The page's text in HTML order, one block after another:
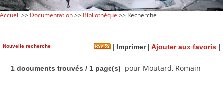
Accueil >> Documentation>> Bibliothèque >> Recherche
Nouvelle recherche | Imprimer| Ajouter aux favoris |
1 documents trouvés / 1 page(s) pour Moutard, Romain